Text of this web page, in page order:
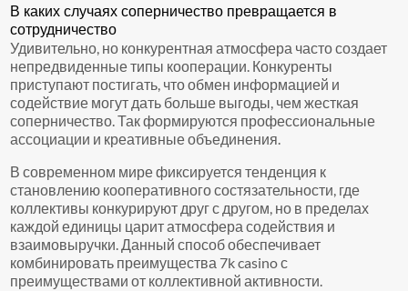
В каких случаях соперничество превращается в
сотрудничество
Удивительно, но конкурентная атмосфера часто создает
непредвиденные типы кооперации. Конкуренты
приступают постигать, что обмен информацией и
содействие могут дать больше выгоды, чем жесткая
соперничество. Так формируются профессиональные
ассоциации и креативные объединения.
В современном мире фиксируется тенденция к
становлению кооперативного состязательности, где
коллективы конкурируют друг с другом, но в пределах
каждой единицы царит атмосфера содействия и
взаимовыручки. Данный способ обеспечивает
комбинировать преимущества 7k casino с
преимуществами от коллективной активности.